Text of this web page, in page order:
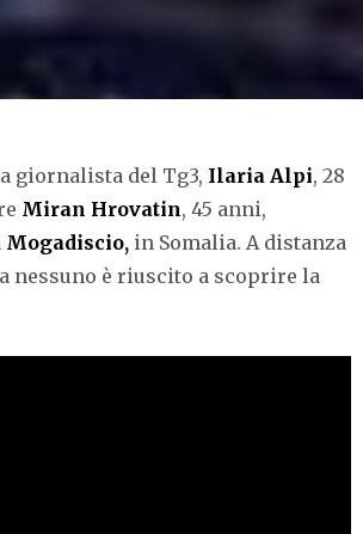
giornalista del Tg3, Ilaria Alpi, 28
Miran Hrovatin, 45 anni,
Mogadiscio, in Somalia. A distanza
nessuno è riuscito a scoprire la